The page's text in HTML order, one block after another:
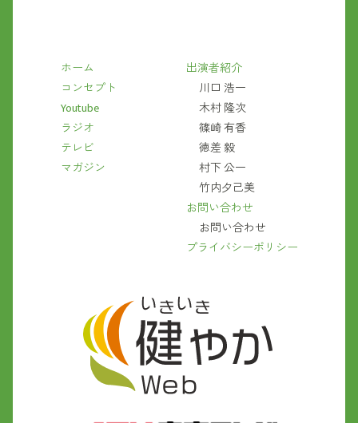
ホーム
コンセプト
Youtube
ラジオ
テレビ
マガジン
出演者紹介
川口 浩一
木村 隆次
篠崎 有香
徳差 毅
村下 公一
竹内夕己美
お問い合わせ
お問い合わせ
プライバシーポリシー